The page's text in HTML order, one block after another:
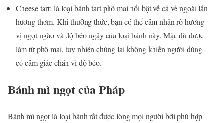
Cheese tart: là loại bánh tart phô mai nổi bật về cả vẻ ngoài lẫn
hương thơm. Khi thưởng thức, bạn có thể cảm nhận rõ hương
vị ngọt ngào và độ béo ngậy của loại bánh này. Mặc dù được
làm từ phô mai, tuy nhiên chúng lại không khiến người dùng
có cảm giác chán vì độ béo.
Bánh mì ngọt của Pháp
Bánh mì ngọt là loại bánh rất được lòng mọi người bởi phù hợp